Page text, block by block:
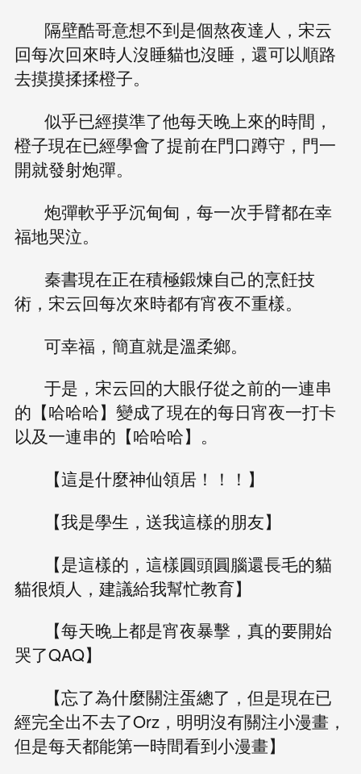
隔壁酷哥意想不到是個熬夜達人，宋云
回每次回來時人沒睡貓也沒睡，還可以順路
去摸摸揉揉橙子。
似乎已經摸準了他每天晚上來的時間，
橙子現在已經學會了提前在門口蹲守，門一
開就發射炮彈。
炮彈軟乎乎沉甸甸，每一次手臂都在幸
福地哭泣。
秦書現在正在積極鍛煉自己的烹飪技
術，宋云回每次來時都有宵夜不重樣。
可幸福，簡直就是溫柔鄉。
于是，宋云回的大眼仔從之前的一連串
的【哈哈哈】變成了現在的每日宵夜一打卡
以及一連串的【哈哈哈】。
【這是什麼神仙領居！！！】
【我是學生，送我這樣的朋友】
【是這樣的，這樣圓頭圓腦還長毛的貓
貓很煩人，建議給我幫忙教育】
【每天晚上都是宵夜暴擊，真的要開始
哭了QAQ】
【忘了為什麼關注蛋總了，但是現在已
經完全出不去了Orz，明明沒有關注小漫畫，
但是每天都能第一時間看到小漫畫】